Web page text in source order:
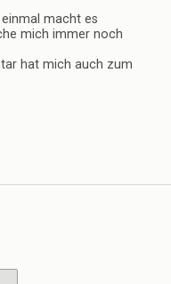
macht es
mich immer noch
hat mich auch zum